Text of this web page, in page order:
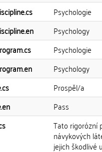
Psychologie
Psychology
Psychologie
Psychology
Prospěl/a
Pass
Tato rigorózní
návykových
jejich škodlivé